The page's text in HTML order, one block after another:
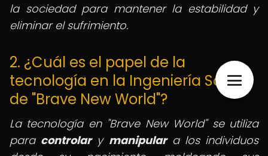
la sociedad para mantener la estabilidad y
eliminar el sufrimiento.
2. ¿Cuál es el papel de la
tecnología en la Ingeniería Social
de "Brave New World"?
La tecnología en "Brave New World" se utiliza
para controlary manipulara los individuos